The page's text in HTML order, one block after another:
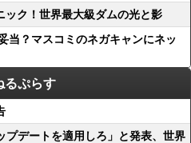
ック！世界最大級ダムの光と影
当？マスコミのネガキャンにネッ
るぷらす
プデートを適用しろ」と発表、世界